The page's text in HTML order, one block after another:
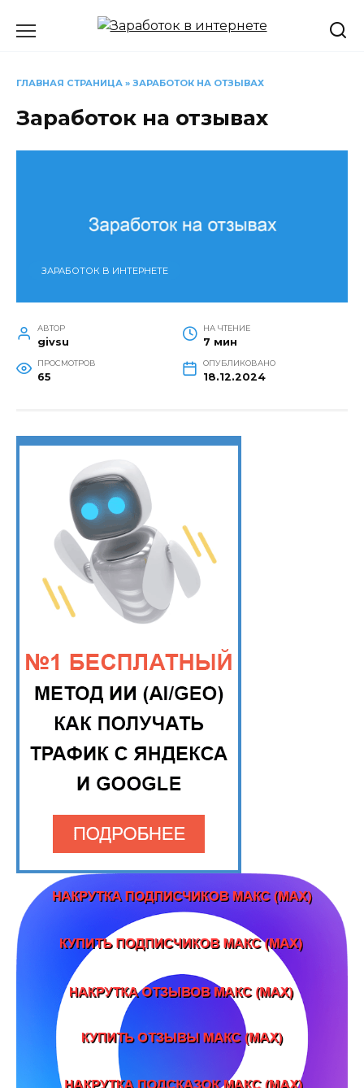
ГЛАВНАЯ СТРАНИЦА » ЗАРАБОТОК НА ОТЗЫВАХ
Заработок на отзывах
ЗАРАБОТОК В ИНТЕРНЕТЕ
АВТОР
givsu
НА ЧТЕНИЕ
7 мин
ПРОСМОТРОВ
65
ОПУБЛИКОВАНО
18.12.2024